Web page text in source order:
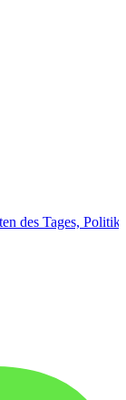
des Tages, Politik